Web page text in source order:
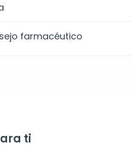
farmacéutico
ti